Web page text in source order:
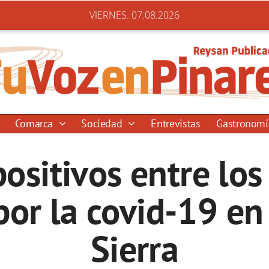
VIERNES. 07.08.2026
Comarca Sociedad Entrevistas
entre
la covid-19
Sierra